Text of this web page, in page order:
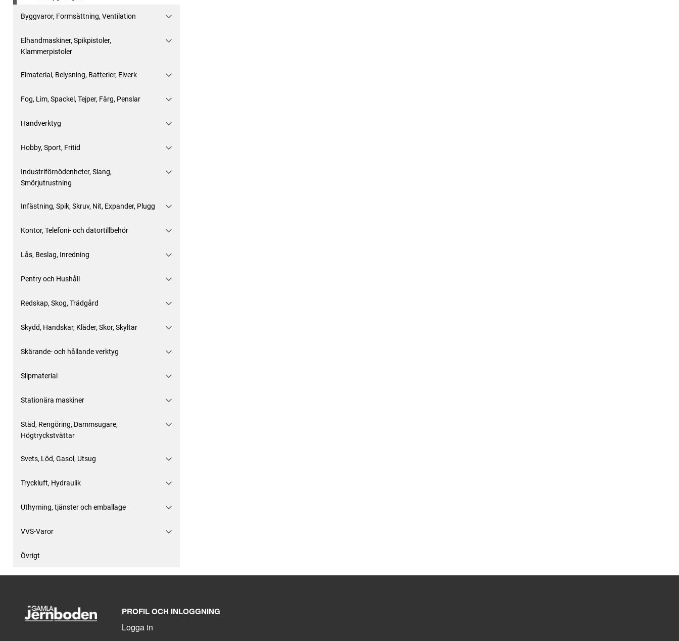
Byggvaror, Formsättning, Ventilation
Elhandmaskiner, Spikpistoler,
Klammerpistoler
Elmaterial, Belysning, Batterier, Elverk
Fog, Lim, Spackel, Tejper, Färg, Penslar
Handverktyg
Hobby, Sport, Fritid
Industriförnödenheter, Slang,
Smörjutrustning
Infästning, Spik, Skruv, Nit, Expander, Plugg
Kontor, Telefoni- och datortillbehör
Lås, Beslag, Inredning
Pentry och Hushåll
Redskap, Skog, Trädgård
Skydd, Handskar, Kläder, Skor, Skyltar
Skärande- och hållande verktyg
Slipmaterial
Stationära maskiner
Städ, Rengöring, Dammsugare,
Högtryckstvättar
Svets, Löd, Gasol, Utsug
Tryckluft, Hydraulik
Uthyrning, tjänster och emballage
VVS-Varor
Övrigt
PROFIL OCH INLOGGNING
Logga in